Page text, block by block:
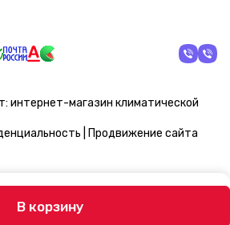
В корзину
интернет-магазин климатической
Продвижение сайта